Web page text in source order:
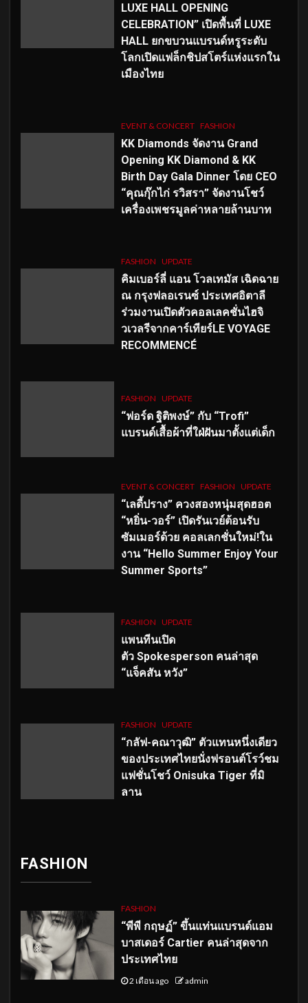
LUXE HALL OPENING
CELEBRATION” เปิดพื้นที่ LUXE
HALL ยกขบวนแบรนด์หรูระดับ
โลกเปิดแฟล็กชิปสโตร์แห่งแรกใน
เมืองไทย
EVENT & CONCERT FASHION
KK Diamonds จัดงาน Grand
Opening KK Diamond & KK
Birth Day Gala Dinner โดย CEO
“คุณกุ๊กไก่ รวิสรา” จัดงานโชว์
เครื่องเพชรมูลค่าหลายล้านบาท
FASHION UPDATE
คิมเบอร์ลี่ แอน โวลเทมัส เฉิดฉาย
ณ กรุงฟลอเรนซ์ ประเทศอิตาลี
ร่วมงานเปิดตัวคอลเลคชั่นไฮจิ
วเวลรีจากคาร์เทียร์LE VOYAGE
RECOMMENCÉ
FASHION UPDATE
“ฟอร์ด ฐิติพงษ์” กับ “Trofi”
แบรนด์เสื้อผ้าที่ใฝ่ฝันมาตั้งแต่เด็ก
EVENT & CONCERT FASHION UPDATE
“เลดี้ปราง” ควงสองหนุ่มสุดฮอต
“หยิ่น-วอร์” เปิดรันเวย์ต้อนรับ
ซัมเมอร์ด้วย คอลเลกชั่นใหม่!ใน
งาน “Hello Summer Enjoy Your
Summer Sports”
FASHION UPDATE
แพนทีนเปิด
ตัว Spokesperson คนล่าสุด
“แจ็คสัน หวัง”
FASHION UPDATE
“กลัฟ-คณาวุฒิ” ตัวแทนหนึ่งเดียว
ของประเทศไทยนั่งฟรอนต์โรว์ชม
แฟชั่นโชว์ Onisuka Tiger ที่มิ
ลาน
FASHION
FASHION
“พีพี กฤษฏ์” ขึ้นแท่นแบรนด์แอม
บาสเดอร์ Cartier คนล่าสุดจาก
ประเทศไทย
2 เดือน ago admin